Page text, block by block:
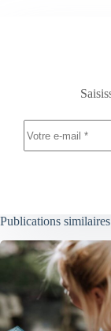
Publications similaires